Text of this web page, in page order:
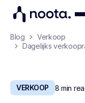
Blog
Verkoop
Dagelijks
VERKOOP 8 min